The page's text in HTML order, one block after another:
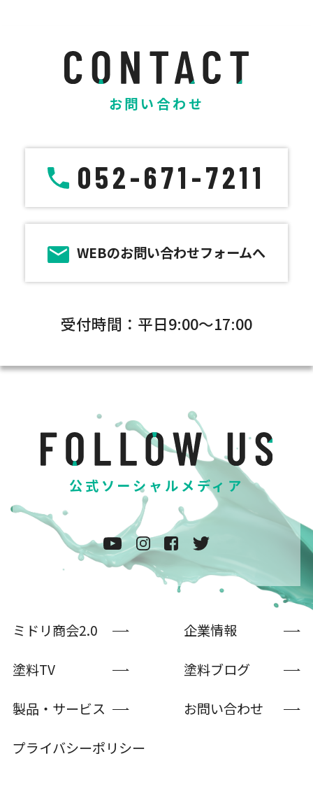
お問い合わせ
052-671-7211
WEBのお問い合わせフォームへ
受付時間：平日9:00～17:00
公式ソーシャルメディア
ミドリ商会2.0
企業情報
塗料TV
塗料ブログ
製品・サービス
お問い合わせ
プライバシーポリシー